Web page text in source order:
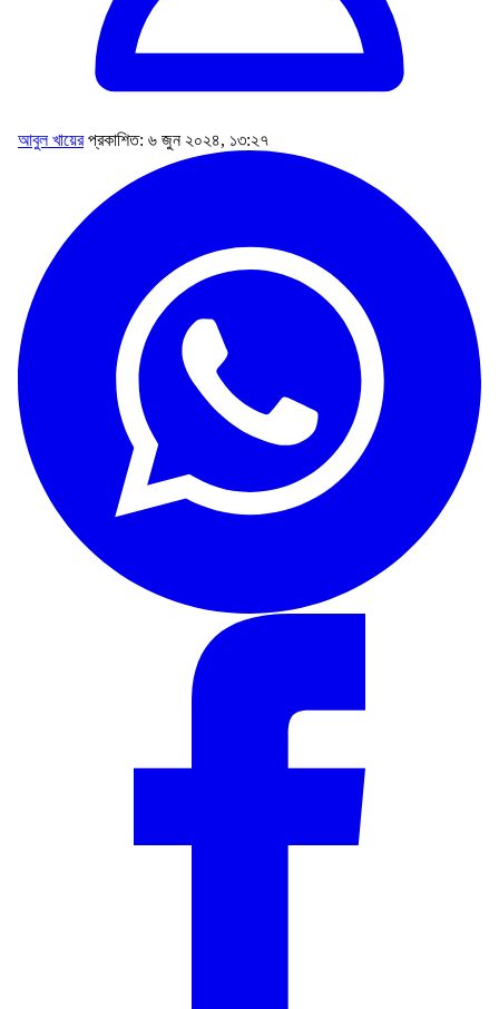
আবুল খায়ের প্রকাশিত: ৬ জুন ২০২৪, ১৩:২৭